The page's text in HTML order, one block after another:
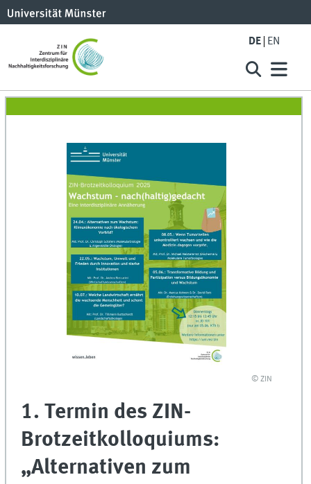
DE EN
© ZIN
1. Termin des ZIN-
Brotzeitkolloquiums:
„Alternativen zum